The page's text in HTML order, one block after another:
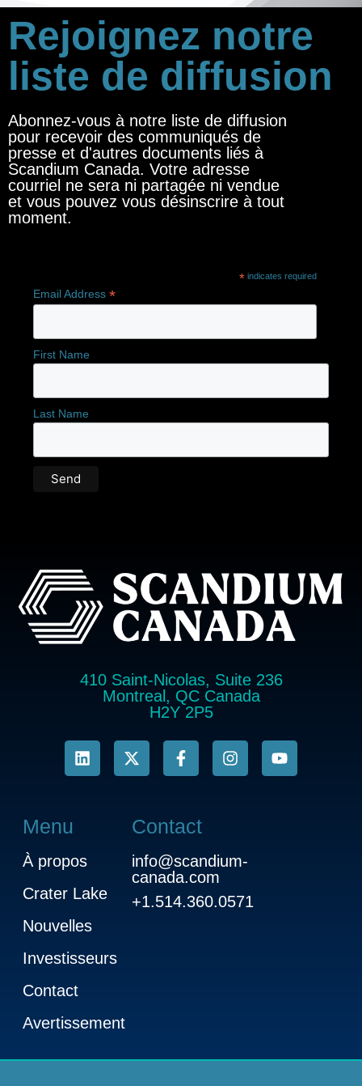
Rejoignez notre
liste de diffusion
Abonnez-vous à notre liste de diffusion
pour recevoir des communiqués de
presse et d'autres documents liés à
Scandium Canada. Votre adresse
courriel ne sera ni partagée ni vendue
et vous pouvez vous désinscrire à tout
moment.
* indicates required
Email Address *
First Name
Last Name
410 Saint-Nicolas, Suite 236
Montreal, QC Canada
H2Y 2P5
Menu
À propos
Crater Lake
Nouvelles
Investisseurs
Contact
Avertissement
Contact
info@scandium-
canada.com
+1.514.360.0571